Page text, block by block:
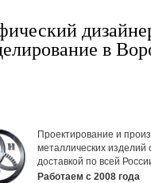
в
Проектирование и
металлических изделий
доставкой по всей
Работаем с 2008 года